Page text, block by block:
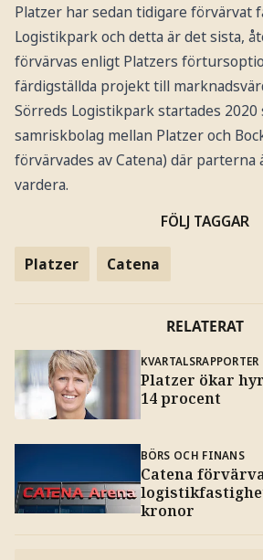
Platzer har sedan tidigare förvärvat
Logistikpark och detta är det sista,
förvärvas enligt Platzers
färdigställda projekt till
Sörreds Logistikpark startades 2020
samriskbolag mellan Platzer och
förvärvades av Catena) där parterna
vardera.
FÖLJ TAGGAR
Platzer Catena
RELATERAT
KVARTALSRAPPORTER
Platzer ökar
14 procent
BÖRS OCH FINANS
Catena
kronor